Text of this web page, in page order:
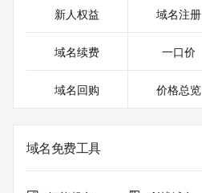
新人权益 域名注册
域名续费 一口价
域名回购 价格总览
域名免费工具